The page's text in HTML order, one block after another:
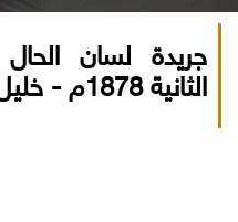
جريدة لسان الحال
الثانية 1878م - خليل سركيس